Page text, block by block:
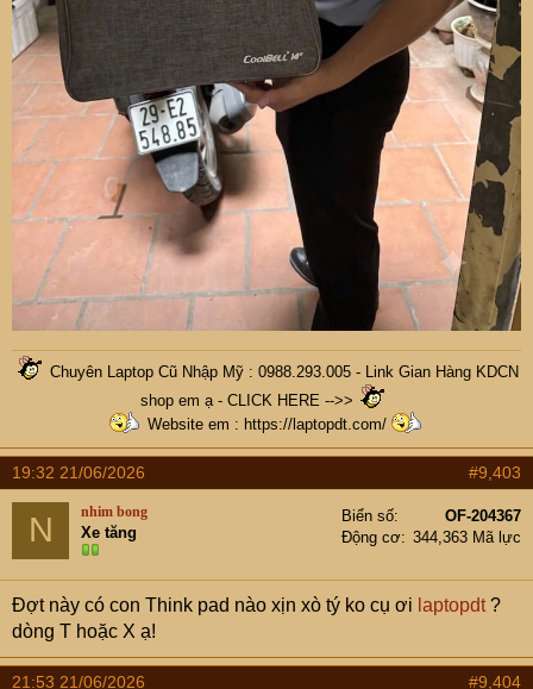
Chuyên Laptop Cũ Nhập Mỹ : 0988.293.005 -
Link Gian Hàng KDCN
shop em ạ - CLICK HERE -->>
Website em : https://laptopdt.com/
19:32 21/06/2026 #9,403
N nhim bong
Xe tăng
Biển số
OF-204367
Động cơ
344,363 Mã lực
Đợt này có con Think pad nào xịn xò tý ko cụ ơi laptopdt?
dòng T hoặc X ạ!
21:53 21/06/2026 #9,404